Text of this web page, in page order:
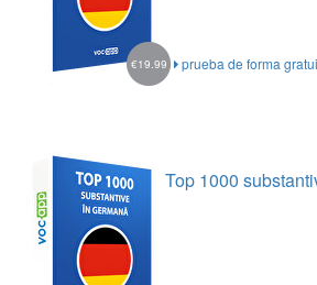
prueba de forma
€19.99
Top 1000